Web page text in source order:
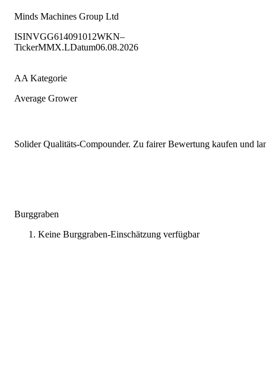
Minds Machines Group Ltd
ISINVGG614091012WKN–
TickerMMX.LDatum06.08.2026
AA Kategorie
Average Grower
Solider Qualitäts-Compounder. Zu fairer Bewertung kaufen und
Burggraben
Keine Burggraben-Einschätzung verfügbar